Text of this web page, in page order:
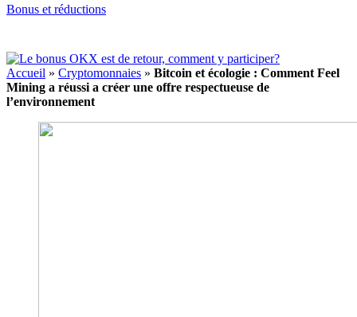
Bonus et réductions
Accueil » Cryptomonnaies » Bitcoin et écologie : Comment Feel
Mining a réussi a créer une offre respectueuse de
l’environnement